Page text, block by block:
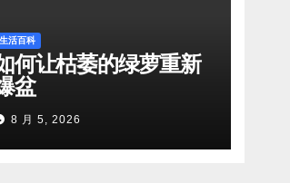
生活百科
何让枯萎的绿萝重新
盆
8 月 5, 2026